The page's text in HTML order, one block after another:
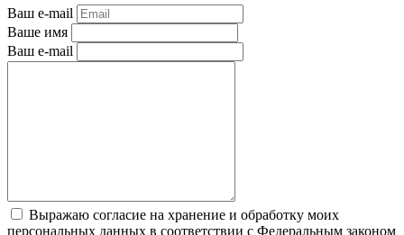
Ваш e-mail
Ваше имя
Ваш e-mail
Выражаю согласие на хранение и обработку моих
персональных данных в соответствии с Федеральным законом